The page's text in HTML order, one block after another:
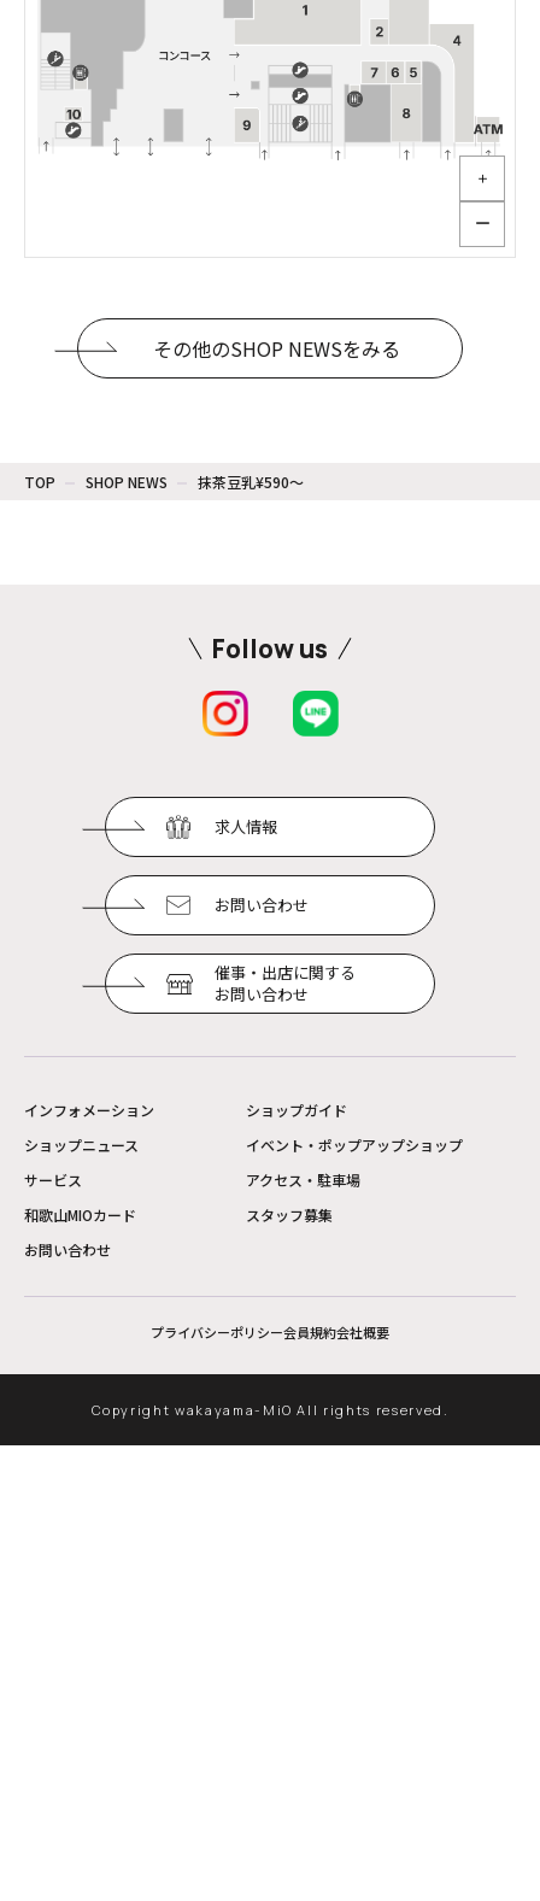
＋
ー
その他のSHOP NEWSをみる
TOP SHOP NEWS 抹茶豆乳¥590〜
Follow us
求人情報
お問い合わせ
催事・出店に関する
お問い合わせ
インフォメーション
ショップガイド
ショップニュース
イベント・ポップアップショップ
サービス
アクセス・駐車場
和歌山MIOカード
スタッフ募集
お問い合わせ
プライバシーポリシー会員規約会社概要
Copyright wakayama-MiO All rights reserved.